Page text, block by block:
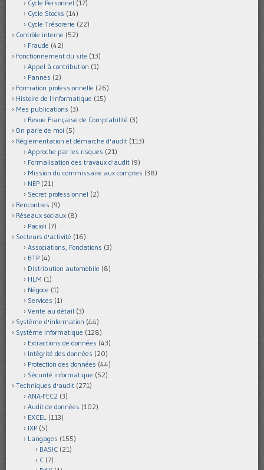
Cycle Personnel (17)
Cycle Stocks (14)
Cycle Trésorerie (22)
Contrôle interne (52)
Fraude (42)
Fonctionnement du site (13)
Appel à contribution (1)
Pannes (2)
Formation professionnelle (26)
Histoire de l'informatique (15)
Mes publications (3)
Revue Française de Comptabilité (3)
On parle de moi (5)
Réglementation et démarche d'audit (113)
Approche par les risques (21)
Formalisation des travaux d'audit (9)
Mission du commissaire aux comptes (38)
NEP (21)
Secret professionnel (2)
Rencontres (9)
Réseaux sociaux (8)
Pacioli (7)
Secteurs d'activité (16)
Associations, Fondations (3)
BTP (4)
Distribution automobile (8)
HLM (1)
Négoce (1)
Services (1)
Vente au détail (3)
Système d'information (44)
Système informatique (128)
Extractions de données (43)
Intégrité des données (20)
Protection des données (44)
Sécurité informatique (52)
Techniques d'audit (271)
ANA-FEC2 (3)
Audit de données (102)
EXCEL (113)
IXP (5)
Langages (155)
BASIC (21)
C (7)